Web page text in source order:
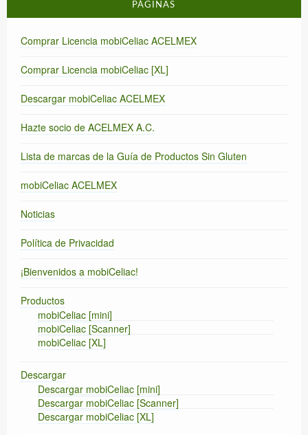
PÁGINAS
Comprar Licencia mobiCeliac ACELMEX
Comprar Licencia mobiCeliac [XL]
Descargar mobiCeliac ACELMEX
Hazte socio de ACELMEX A.C.
Lista de marcas de la Guía de Productos Sin Gluten
mobiCeliac ACELMEX
Noticias
Política de Privacidad
¡Bienvenidos a mobiCeliac!
Productos
mobiCeliac [mini]
mobiCeliac [Scanner]
mobiCeliac [XL]
Descargar
Descargar mobiCeliac [mini]
Descargar mobiCeliac [Scanner]
Descargar mobiCeliac [XL]